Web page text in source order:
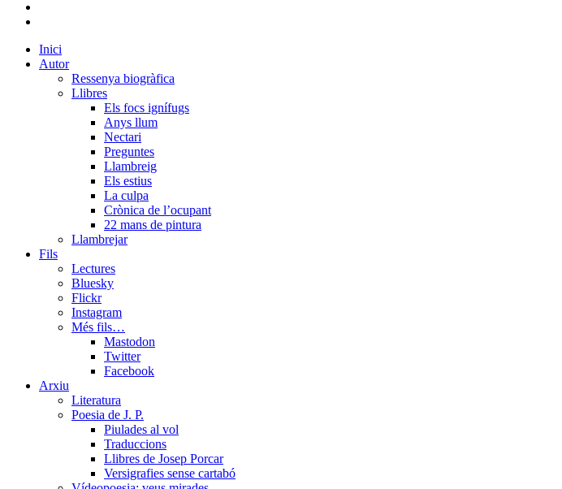
Close
Menu
Inici
Autor
Ressenya biogràfica
Llibres
Els focs ignífugs
Anys llum
Nectari
Preguntes
Llambreig
Els estius
La culpa
Crònica de l’ocupant
22 mans de pintura
Llambrejar
Fils
Lectures
Bluesky
Flickr
Instagram
Més fils…
Mastodon
Twitter
Facebook
Arxiu
Literatura
Poesia de J. P.
Piulades al vol
Traduccions
Llibres de Josep Porcar
Versigrafies sense cartabó